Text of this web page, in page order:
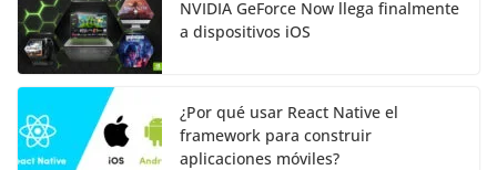
NVIDIA GeForce Now llega finalmente
a dispositivos iOS
¿Por qué usar React Native el
framework para construir
aplicaciones móviles?